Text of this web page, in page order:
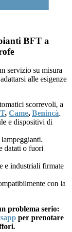
BFT a
servizio su misura
alle esigenze
scorrevoli, a
, Came, Benincà.
e dispositivi di
datati o fuori
e industriali firmate
con la
problema serio:
per prenotare